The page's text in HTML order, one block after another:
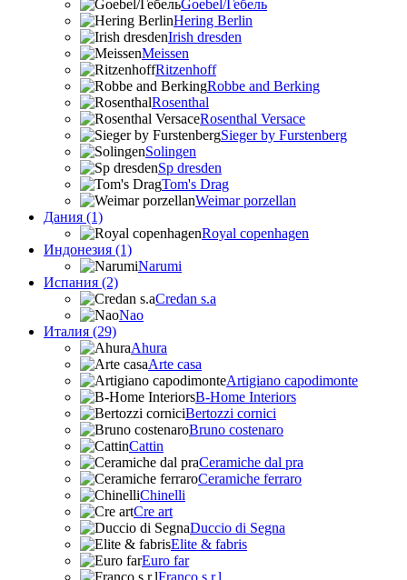
Goebel/Гебель
Hering Berlin
Irish dresden
Meissen
Ritzenhoff
Robbe and Berking
Rosenthal
Rosenthal Versace
Sieger by Furstenberg
Solingen
Sp dresden
Tom's Drag
Weimar porzellan
Дания (1)
Royal copenhagen
Индонезия (1)
Narumi
Испания (2)
Credan s.a
Nao
Италия (29)
Ahura
Arte casa
Artigiano capodimonte
B-Home Interiors
Bertozzi cornici
Bruno costenaro
Cattin
Ceramiche dal pra
Ceramiche ferraro
Chinelli
Cre art
Duccio di Segna
Elite & fabris
Euro far
Franco s.r.l